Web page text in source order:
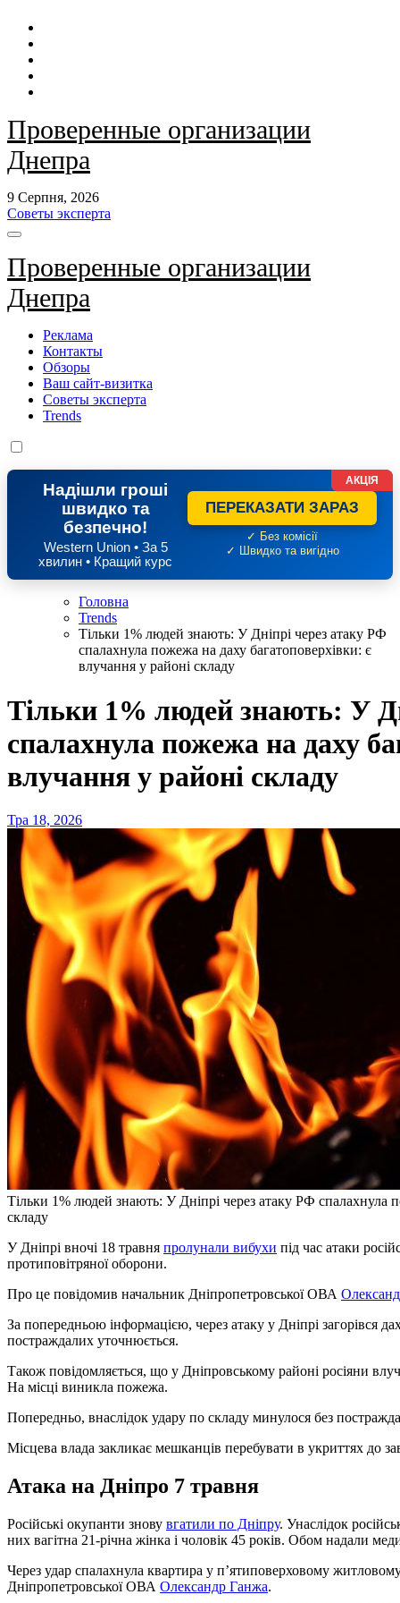
Перейти
контенту
Проверенные организации
Днепра
9 Серпня, 2026
Советы эксперта
Проверенные организации
Днепра
Реклама
Контакты
Обзоры
Ваш сайт-визитка
Советы эксперта
Trends
Надішли гроші
швидко та
безпечно!
Western Union • За 5
хвилин • Кращий курс
ПЕРЕКАЗАТИ ЗАРАЗ
✓ Без комісії
✓ Швидко та вигідно
АКЦІЯ
Головна
Trends
Тільки 1% людей знають: У Дніпрі через атаку РФ
спалахнула пожежа на даху багатоповерхівки: є
влучання у районі складу
Тільки 1% людей знають: У
спалахнула пожежа на даху
влучання у районі складу
Тра 18, 2026
Тільки 1% людей знають: У Дніпрі через атаку РФ спалахнула
складу
У Дніпрі вночі 18 травня пролунали вибухи під час атаки
протиповітряної оборони.
Про це повідомив начальник Дніпропетровської ОВА
За попередньою інформацією, через атаку у Дніпрі загорівся
постраждалих уточнюється.
Також повідомляється, що у Дніпровському районі росіяни
На місці виникла пожежа.
Попередньо, внаслідок удару по складу минулося без
Місцева влада закликає мешканців перебувати в укриттях до
Атака на Дніпро 7 травня
Російські окупанти знову вгатили по Дніпру. Унаслідок
них вагітна 21-річна жінка і чоловік 45 років. Обом надали
Через удар спалахнула квартира у п’ятиповерховому
Дніпропетровської ОВА Олександр Ганжа.